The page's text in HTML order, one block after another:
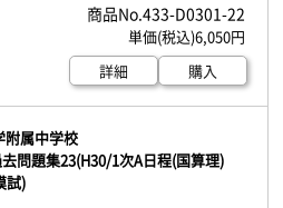
433-D0301-22
6,050円
詳細
購入
附属中学校
問題集23(H30/1次A日程(国算理)
試)